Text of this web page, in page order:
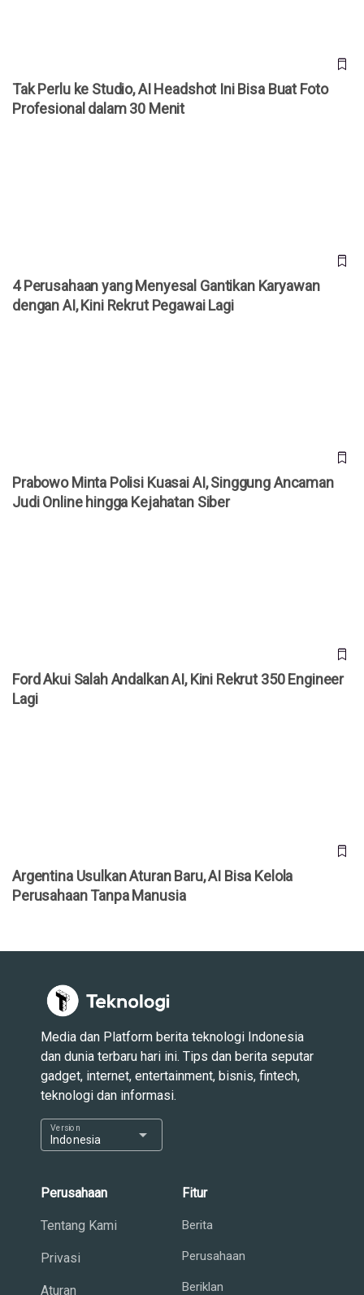
Tak Perlu ke Studio, AI Headshot Ini Bisa Buat Foto
Profesional dalam 30 Menit
4 Perusahaan yang Menyesal Gantikan Karyawan
dengan AI, Kini Rekrut Pegawai Lagi
Prabowo Minta Polisi Kuasai AI, Singgung Ancaman
Judi Online hingga Kejahatan Siber
Ford Akui Salah Andalkan AI, Kini Rekrut 350 Engineer
Lagi
Argentina Usulkan Aturan Baru, AI Bisa Kelola
Perusahaan Tanpa Manusia
Media dan Platform berita teknologi Indonesia
dan dunia terbaru hari ini. Tips dan berita seputar
gadget, internet, entertainment, bisnis, fintech,
teknologi dan informasi.
Indonesia
Version arrow_drop_down
Perusahaan
Tentang Kami
Privasi
Aturan
Fitur
Berita
Perusahaan
Beriklan